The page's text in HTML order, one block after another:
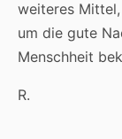
weiteres
um die gute
Menschheit
R.